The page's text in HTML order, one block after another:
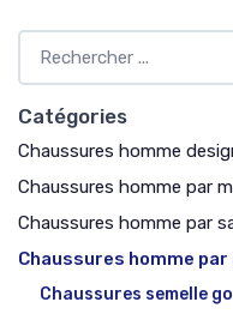
Catégories
Chaussures homme
Chaussures homme par
Chaussures homme par
Chaussures homme par
Chaussures semelle